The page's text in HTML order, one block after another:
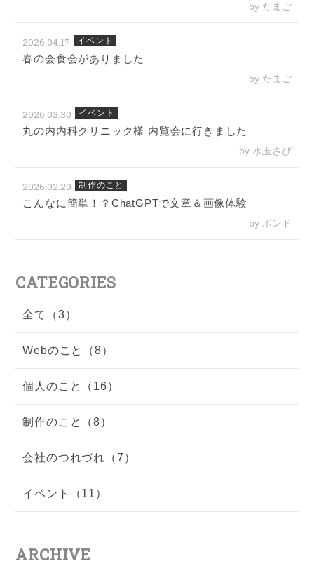
by たまご
2026.04.17 イベント
春の会食会がありました
by たまご
2026.03.30 イベント
丸の内内科クリニック様 内覧会に行きました
by 水玉さび
2026.02.20 制作のこと
こんなに簡単！？ChatGPTで文章＆画像体験
by ボンド
CATEGORIES
全て（3）
Webのこと（8）
個人のこと（16）
制作のこと（8）
会社のつれづれ（7）
イベント（11）
ARCHIVE